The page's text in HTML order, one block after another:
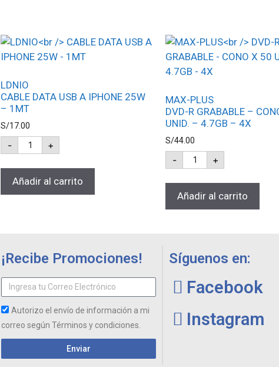
LDNIO
CABLE DATA USB A IPHONE 25W
– 1MT
S/17.00
- +
Añadir al carrito
MAX-PLUS
DVD-R GRABABLE –
UNID. – 4.7GB – 4X
S/44.00
- +
Añadir al carrito
¡Recibe Promociones!
Autorizo el envío de información a mi
correo según Términos y condiciones.
Enviar
Síguenos en:
Facebook
Instagram